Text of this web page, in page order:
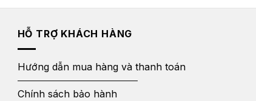
HỖ TRỢ KHÁCH HÀNG
Hướng dẫn mua hàng và thanh toán
Chính sách bảo hành